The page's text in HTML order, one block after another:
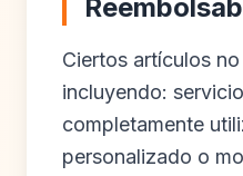
Ciertos artículos
incluyendo:
completamente
personalizado o